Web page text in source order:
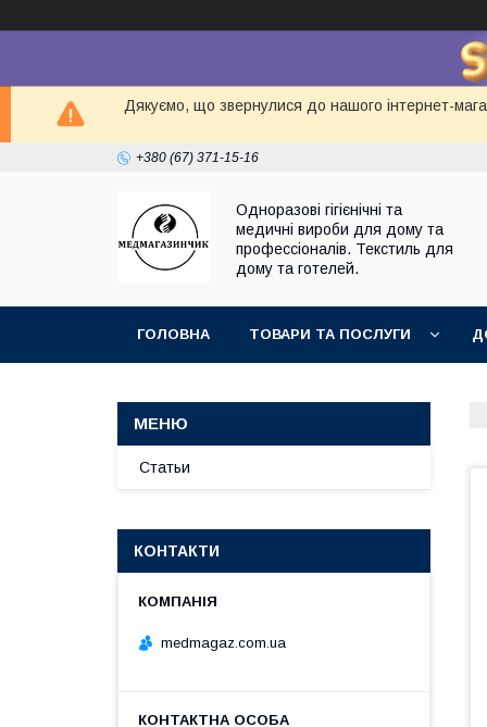
Дякуємо, що звернулися до нашого інтернет-
+380 (67) 371-15-16
Одноразові гігієнічні та
медичні вироби для дому та
профессіоналів. Текстиль для
дому та готелей.
ГОЛОВНА ТОВАРИ ТА ПОСЛУГИ
Статьи
КОНТАКТИ
medmagaz.com.ua